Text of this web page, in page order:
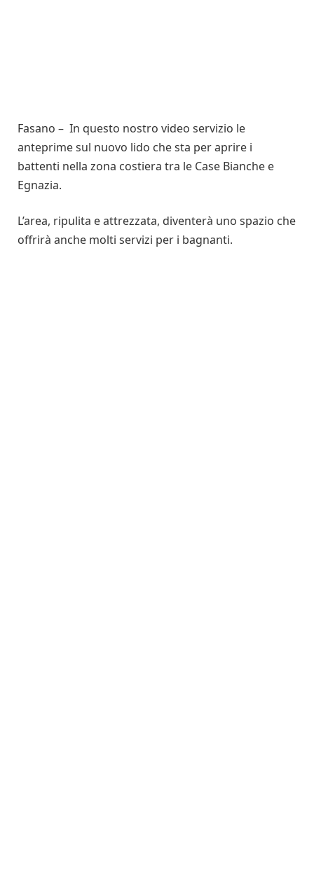
Fasano – In questo nostro video servizio le
anteprime sul nuovo lido che sta per aprire i
battenti nella zona costiera tra le Case Bianche e
Egnazia.
L’area, ripulita e attrezzata, diventerà uno spazio che
offrirà anche molti servizi per i bagnanti.